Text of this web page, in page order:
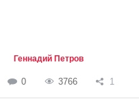
Геннадий Петров
0 3766 1